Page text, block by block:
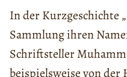
In der Kurzgeschichte
Sammlung ihren
Schriftsteller
beispielsweise von